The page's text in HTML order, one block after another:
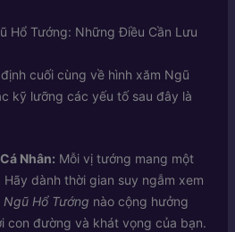
Hổ Tướng: Những Điều Cần Lưu
cuối cùng về hình xăm Ngũ
kỹ lưỡng các yếu tố sau đây là
Nhân: Mỗi vị tướng mang một
dành thời gian suy ngẫm xem
Hổ Tướng nào cộng hưởng
con đường và khát vọng của bạn.